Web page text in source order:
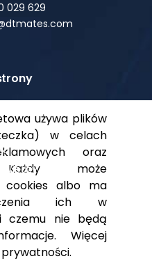
029 629
używa plików
w celach
oraz
Każdy może
cookies albo ma
ich w
czemu nie będą
Więcej
.